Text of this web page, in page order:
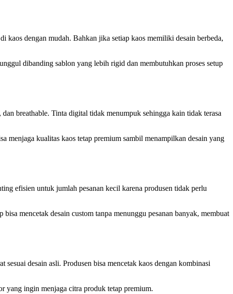
kaos dengan mudah. Bahkan jika setiap kaos memiliki desain berbeda,
dibanding sablon yang lebih rigid dan membutuhkan proses setup
breathable. Tinta digital tidak menumpuk sehingga kain tidak terasa
menjaga kualitas kaos tetap premium sambil menampilkan desain yang
efisien untuk jumlah pesanan kecil karena produsen tidak perlu
mencetak desain custom tanpa menunggu pesanan banyak, membuat
desain asli. Produsen bisa mencetak kaos dengan kombinasi
yang ingin menjaga citra produk tetap premium.